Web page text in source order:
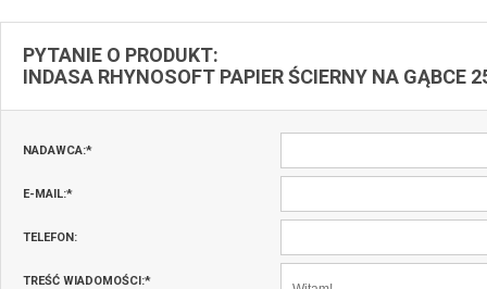
PYTANIE O PRODUKT:
INDASA RHYNOSOFT PAPIER ŚCIERNY NA GĄBCE
NADAWCA:*
E-MAIL:*
TELEFON:
TREŚĆ WIADOMOŚCI:*